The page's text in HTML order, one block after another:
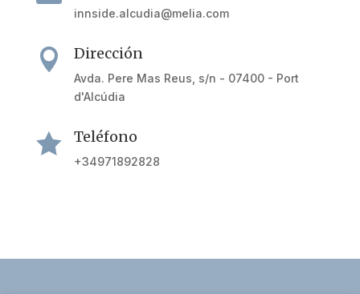
innside.alcudia@melia.com
 Dirección
Avda. Pere Mas Reus, s/n - 07400 - Port
d'Alcúdia
 Teléfono
+34971892828